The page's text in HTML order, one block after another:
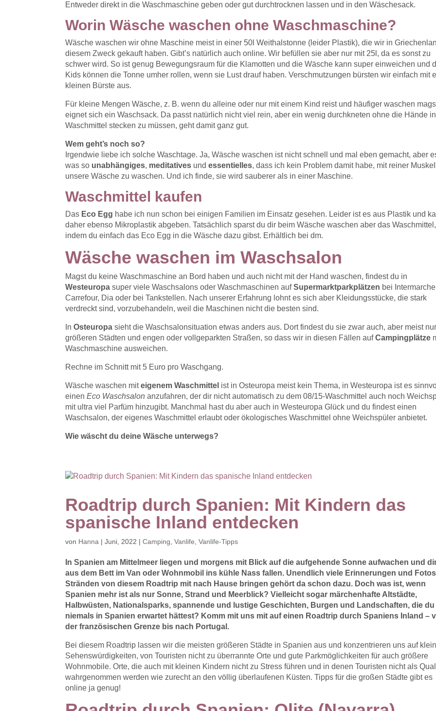
Entweder direkt in die Waschmaschine geben oder gut durchtrocknen lassen und in den Wäschesack.
Worin Wäsche waschen ohne Waschmaschine?
Wäsche waschen wir ohne Maschine meist in einer 50l Weithalstonne (leider Plastik), die wir in
diesem Zweck gekauft haben. Gibt’s natürlich auch online. Wir befüllen sie aber nur mit 25l, da es sonst zu
schwer wird. So ist genug Bewegungsraum für die Klamotten und die Wäsche kann super einweichen und
Kids können die Tonne umher rollen, wenn sie Lust drauf haben. Verschmutzungen bürsten wir einfach mit
kleinen Bürste aus.
Für kleine Mengen Wäsche, z. B. wenn du alleine oder nur mit einem Kind reist und häufiger waschen
eignet sich ein Waschsack. Da passt natürlich nicht viel rein, aber ein wenig durchkneten ohne die Hände
Waschmittel stecken zu müssen, geht damit ganz gut.
Wem geht’s noch so?
Irgendwie liebe ich solche Waschtage. Ja, Wäsche waschen ist nicht schnell und mal eben gemacht, aber
was so unabhängiges, meditatives undessentielles, dass ich kein Problem damit habe, mit reiner
unsere Wäsche zu waschen. Und ich finde, sie wird sauberer als in einer Maschine.
Waschmittel kaufen
Das Eco Egg habe ich nun schon bei einigen Familien im Einsatz gesehen. Leider ist es aus Plastik und
daher ebenso Mikroplastik abgeben. Tatsächlich sparst du dir beim Wäsche waschen aber das Waschmittel,
indem du einfach das Eco Egg in die Wäsche dazu gibst. Erhältlich bei dm.
Wäsche waschen im Waschsalon
Magst du keine Waschmaschine an Bord haben und auch nicht mit der Hand waschen, findest du in
Westeuropa super viele Waschsalons oder Waschmaschinen aufSupermarktparkplätzen bei
Carrefour, Dia oder bei Tankstellen. Nach unserer Erfahrung lohnt es sich aber Kleidungsstücke, die stark
verdreckt sind, vorzubehandeln, weil die Maschinen nicht die besten sind.
InOsteuropa sieht die Waschsalonsituation etwas anders aus. Dort findest du sie zwar auch, aber meist
größeren Städten und engen oder vollgeparkten Straßen, so dass wir in diesen Fällen aufCampingplätze
Waschmaschine ausweichen.
Rechne im Schnitt mit 5 Euro pro Waschgang.
Wäsche waschen miteigenem Waschmittel ist in Osteuropa meist kein Thema, in Westeuropa ist es
einenEco Waschsalon anzufahren, der dir nicht automatisch zu dem 08/15-Waschmittel auch noch
mit ultra viel Parfüm hinzugibt. Manchmal hast du aber auch in Westeuropa Glück und du findest einen
Waschsalon, der eigenes Waschmittel erlaubt oder ökologisches Waschmittel ohne Weichspüler anbietet.
Wie wäscht du deine Wäsche unterwegs?
Roadtrip durch Spanien: Mit Kindern das
spanische Inland entdecken
von Hanna |Juni, 2022 |Camping ,Vanlife ,Vanlife-Tipps
In Spanien am Mittelmeer liegen und morgens mit Blick auf die aufgehende Sonne aufwachen und
aus dem Bett im Van oder Wohnmobil ins kühle Nass fallen. Unendlich viele Erinnerungen und
Stränden von diesem Roadtrip mit nach Hause bringen gehört da schon dazu. Doch was ist, wenn
Spanien mehr ist als nur Sonne, Strand und Meerblick? Vielleicht sogar märchenhafte Altstädte,
Halbwüsten, Nationalsparks, spannende und lustige Geschichten, Burgen und Landschaften, die
niemals in Spanien erwartet hättest? Komm mit uns mit auf einen Roadtrip durch Spaniens Inland –
der französischen Grenze bis nach Portugal.
Bei diesem Roadtrip lassen wir die meisten größeren Städte in Spanien aus und konzentrieren uns auf
Sehenswürdigkeiten, von Touristen nicht zu überrannte Orte und gute Parkmöglichkeiten für auch größere
Wohnmobile. Orte, die auch mit kleinen Kindern nicht zu Stress führen und in denen Touristen nicht als Qual
wahrgenommen werden wie zurecht an den völlig überlaufenen Küsten. Tipps für die großen Städte gibt es
online ja genug!